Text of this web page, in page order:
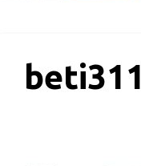
beti311